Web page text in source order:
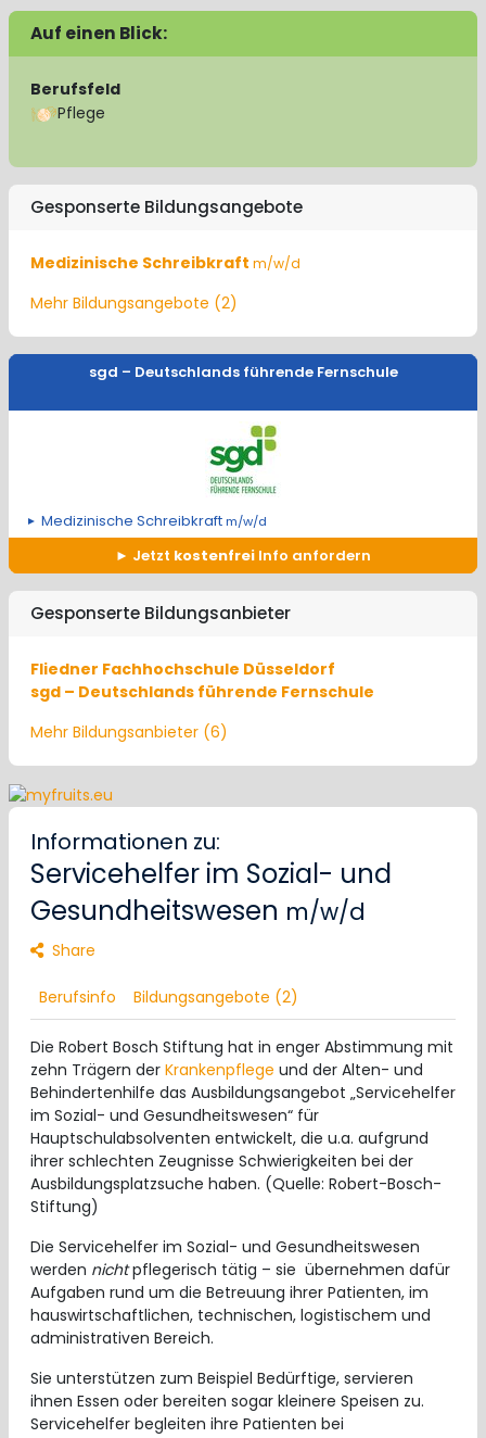
Auf einen Blick:
Berufsfeld
Pflege
Gesponserte Bildungsangebote
Medizinische Schreibkraft m/w/d
Mehr Bildungsangebote (2)
sgd – Deutschlands führende Fernschule
Medizinische Schreibkraftm/w/d
Jetzt kostenfrei Info anfordern
Gesponserte Bildungsanbieter
Fliedner Fachhochschule Düsseldorf
sgd – Deutschlands führende Fernschule
Mehr Bildungsanbieter (6)
Informationen zu:
Servicehelfer im Sozial- und
Gesundheitswesen m/w/d
Share
Berufsinfo Bildungsangebote (2)
Die Robert Bosch Stiftung hat in enger Abstimmung mit
zehn Trägern der Krankenpflege und der Alten- und
Behindertenhilfe das Ausbildungsangebot „Servicehelfer
im Sozial- und Gesundheitswesen“ für
Hauptschulabsolventen entwickelt, die u.a. aufgrund
ihrer schlechten Zeugnisse Schwierigkeiten bei der
Ausbildungsplatzsuche haben. (Quelle: Robert-Bosch-
Stiftung)
Die Servicehelfer im Sozial- und Gesundheitswesen
werden nichtpflegerisch tätig – sie übernehmen dafür
Aufgaben rund um die Betreuung ihrer Patienten, im
hauswirtschaftlichen, technischen, logistischem und
administrativen Bereich.
Sie unterstützen zum Beispiel Bedürftige, servieren
ihnen Essen oder bereiten sogar kleinere Speisen zu.
Servicehelfer begleiten ihre Patienten bei